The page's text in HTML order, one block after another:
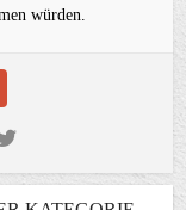
würden.